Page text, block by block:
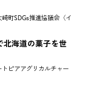
町SDGs推進協議会〈イ
北海道の菓子を世
ピアアグリカルチャー